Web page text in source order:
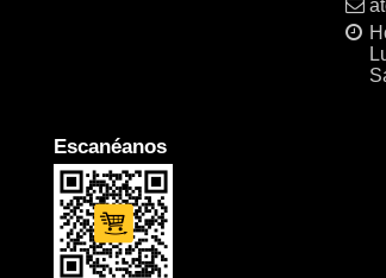
Escanéanos